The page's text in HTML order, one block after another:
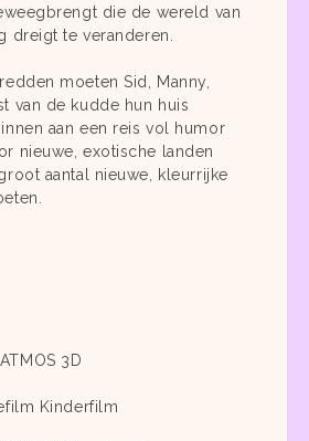
die de wereld van
dreigt te veranderen.
moeten Sid, Manny,
van de kudde hun huis
aan een reis vol humor
nieuwe, exotische landen
aantal nieuwe, kleurrijke
3D
Kinderfilm